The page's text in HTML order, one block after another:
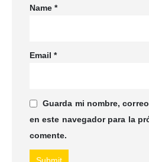
Name*
Email*
Guarda mi nombre,
en este navegador para la
comente.